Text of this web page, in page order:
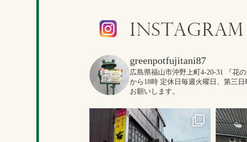
greenpotfujitani87
広島県福山市沖野上町4-20-31 『花
から18時 定休日毎週火曜日、第三日
お願いします。